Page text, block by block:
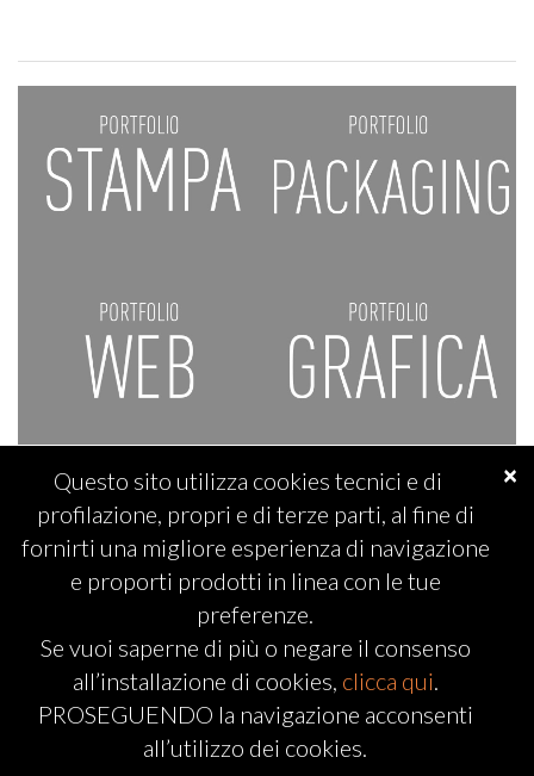
Copyright © 2026 | ADV Komunikando S.n.c. | P.Iva 02274510516
×
Questo sito utilizza cookies tecnici e di
profilazione, propri e di terze parti, al fine di
fornirti una migliore esperienza di navigazione
e proporti prodotti in linea con le tue
preferenze.
Se vuoi saperne di più o negare il consenso
all’installazione di cookies, clicca qui.
PROSEGUENDO la navigazione acconsenti
all’utilizzo dei cookies.